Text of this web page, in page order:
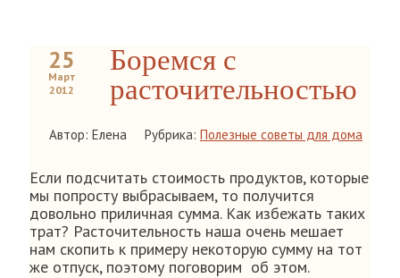
25
Март
2012
Боремся с
расточительностью
Автор: Елена Рубрика: Полезные советы для дома
Если подсчитать стоимость продуктов, которые
мы попросту выбрасываем, то получится
довольно приличная сумма. Как избежать таких
трат? Расточительность наша очень мешает
нам скопить к примеру некоторую сумму на тот
же отпуск, поэтому поговорим об этом.